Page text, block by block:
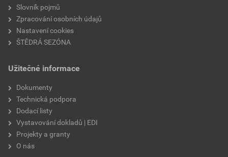
Slovník pojmů
Zpracování osobních údajů
Nastavení cookies
ŠTĚDRÁ SEZÓNA
Užitečné informace
Dokumenty
Technická podpora
Dodací listy
Vystavování dokladů | EDI
Projekty a granty
O nás